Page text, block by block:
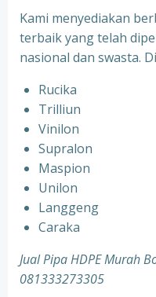
Kami menyediakan
terbaik yang telah
nasional dan swasta.
Rucika
Trilliun
Vinilon
Supralon
Maspion
Unilon
Langgeng
Caraka
Jual Pipa HDPE Murah
081333273305